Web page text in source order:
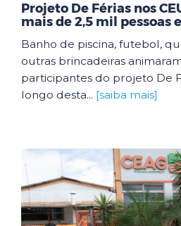
Projeto De Férias nos
mais de 2,5 mil pessoas
Banho de piscina, futebol,
outras brincadeiras
participantes do projeto De
longo desta... [saiba mais]